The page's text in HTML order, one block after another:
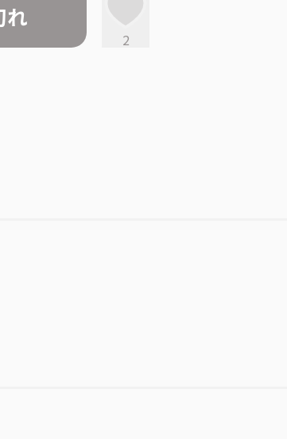
れ
2